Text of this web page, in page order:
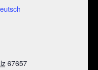
67657